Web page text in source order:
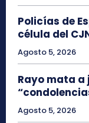
Policías de
célula del
Agosto 5, 2026
Rayo mata
Agosto 5, 2026